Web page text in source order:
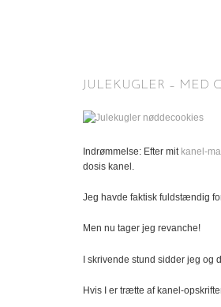
JULEKUGLER – MED
Indrømmelse: Efter mit kanel-
dosis kanel.
Jeg havde faktisk fuldstændig
Men nu tager jeg revanche!
I skrivende stund sidder jeg og
Hvis I er trætte af kanel-